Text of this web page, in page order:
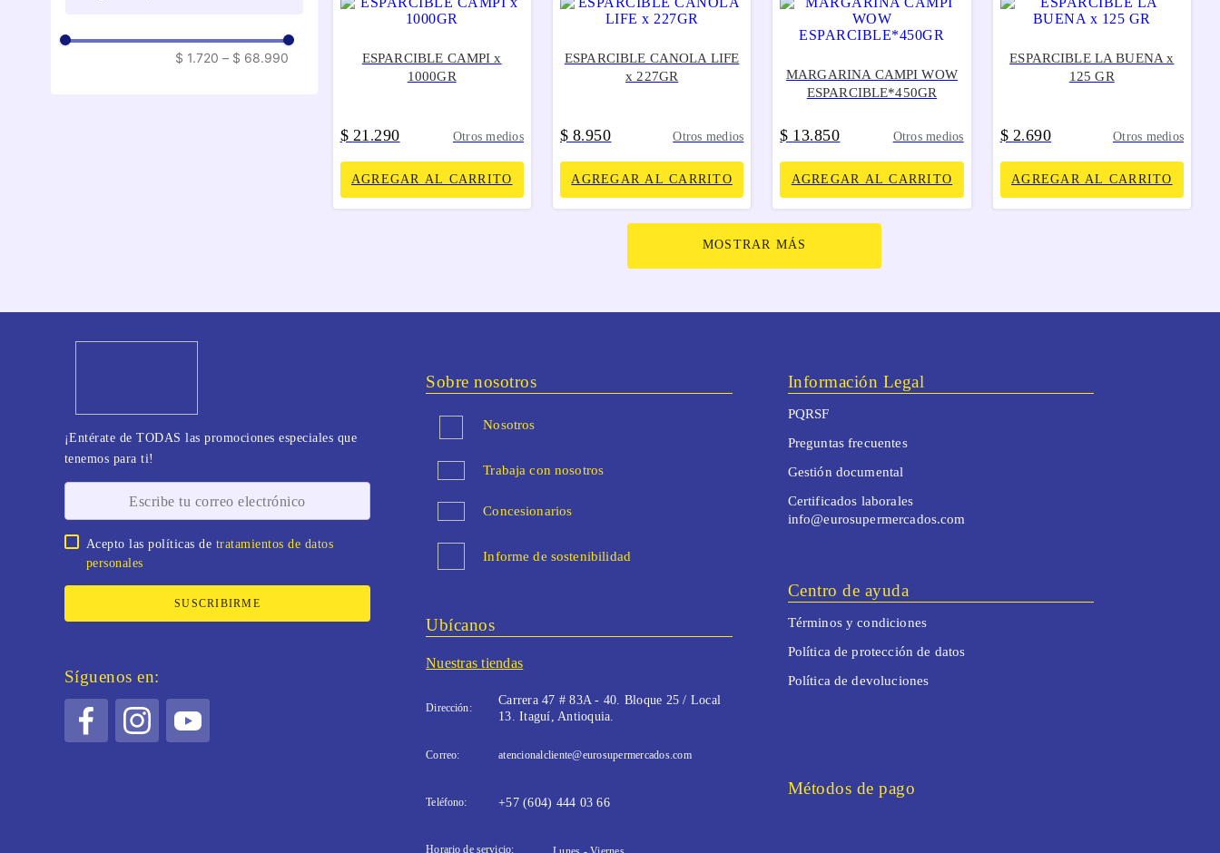
$ 1.720 – $ 68.990
ESPARCIBLE CAMPI x
1000GR
$ 21 .290 Otros medios
AGREGAR AL CARRITO
ESPARCIBLE CANOLA LIFE
x 227GR
$ 8.950 Otros medios
AGREGAR AL CARRITO
MARGARINA CAMPI WOW
ESPARCIBLE*450GR
$ 13.850 Otros medios
AGREGAR AL CARRITO
ESPARCIBLE LA BUENA x
125 GR
$ 2.690 Otros medios
AGREGAR AL CARRITO
MOSTRAR MÁS
¡Entérate de TODAS las promociones especiales que
tenemos para ti!
Acepto las políticas de tratamientos de datos
personales
SUSCRIBIRME
Síguenos en:
Sobre nosotros
Nosotros
Trabaja con nosotros
Concesionarios
Informe de sostenibilidad
Ubícanos
Nuestras tiendas
Dirección:
Carrera 47 # 83A - 40. Bloque 25 / Local
13. Itaguí, Antioquia.
Correo: atencionalcliente@eurosupermercados.com
Teléfono: +57 (604) 444 03 66
Horario de servicio:
Información Legal
PQRSF
Preguntas frecuentes
Gestión documental
Certificados laborales
info@eurosupermercados.com
Centro de ayuda
Términos y condiciones
Política de protección de datos
Política de devoluciones
Métodos de pago